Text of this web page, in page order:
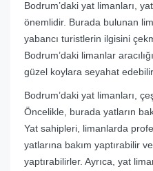
Bodrum’daki yat limanları,
önemlidir. Burada bulunan
yabancı turistlerin ilgisini
Bodrum’daki limanlar
güzel koylara seyahat
Bodrum’daki yat limanları,
Öncelikle, burada yatların
Yat sahipleri, limanlarda
yatlarına bakım yaptırabilir
yaptırabilirler. Ayrıca, yat